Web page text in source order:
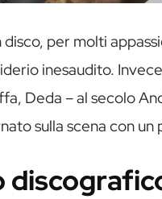
disco, per molti
inesaudito. Invece
Deda – al secolo
sulla scena con un